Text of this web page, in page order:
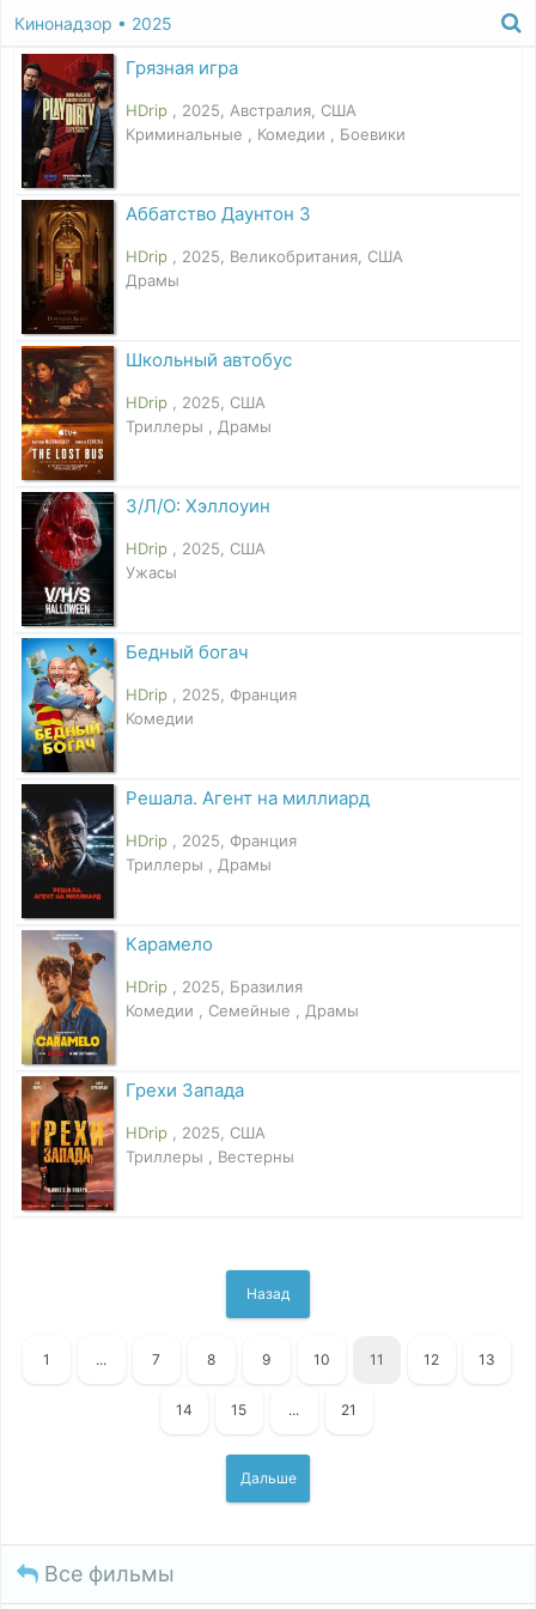
Кинонадзор • 2025
Грязная игра
HDrip
, 2025, Австралия, США
Криминальные , Комедии , Боевики
Аббатство Даунтон 3
HDrip
, 2025, Великобритания, США
Драмы
Школьный автобус
HDrip
, 2025, США
Триллеры , Драмы
З/Л/О: Хэллоуин
HDrip
, 2025, США
Ужасы
Бедный богач
HDrip
, 2025, Франция
Комедии
Решала. Агент на миллиард
HDrip
, 2025, Франция
Триллеры , Драмы
Карамело
HDrip
, 2025, Бразилия
Комедии , Семейные , Драмы
Грехи Запада
HDrip
, 2025, США
Триллеры , Вестерны
Назад
1 ... 7 8 9 10 11 12 13
14 15 ... 21
Дальше
Все фильмы